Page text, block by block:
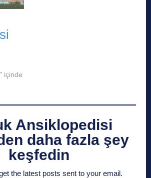
içinde
Ansiklopedisi
daha fazla şey
keşfedin
the latest posts sent to your email.